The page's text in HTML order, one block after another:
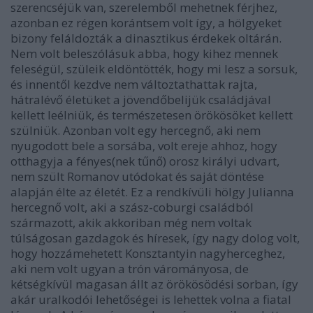
szerencséjük van, szerelemből mehetnek férjhez,
azonban ez régen korántsem volt így, a hölgyeket
bizony feláldozták a dinasztikus érdekek oltárán.
Nem volt beleszólásuk abba, hogy kihez mennek
feleségül, szüleik eldöntötték, hogy mi lesz a sorsuk,
és innentől kezdve nem változtathattak rajta,
hátralévő életüket a jövendőbelijük családjával
kellett leélniük, és természetesen örökösöket kellett
szülniük. Azonban volt egy hercegnő, aki nem
nyugodott bele a sorsába, volt ereje ahhoz, hogy
otthagyja a fényes(nek tűnő) orosz királyi udvart,
nem szült Romanov utódokat és saját döntése
alapján élte az életét. Ez a rendkívüli hölgy Julianna
hercegnő volt, aki a szász-coburgi családból
származott, akik akkoriban még nem voltak
túlságosan gazdagok és híresek, így nagy dolog volt,
hogy hozzámehetett Konsztantyin nagyherceghez,
aki nem volt ugyan a trón várományosa, de
kétségkívül magasan állt az örökösödési sorban, így
akár uralkodói lehetőségei is lehettek volna a fiatal